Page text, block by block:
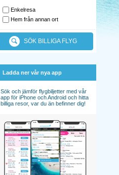
Enkelresa
Hem från annan ort
SÖK BILLIGA FLYG
Ladda ner vår nya app
Sök och jämför flygbiljetter med vår
app för iPhone och Android och hitta
billiga resor, var du än befinner dig!